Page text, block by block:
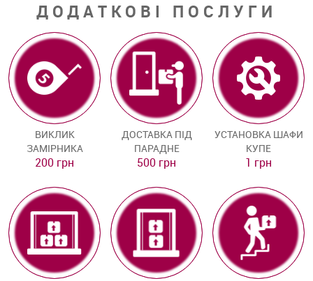
ДОДАТКОВІ ПОСЛУГИ
ВИКЛИК
ЗАМІРНИКА
200 грн
ДОСТАВКА ПІД
ПАРАДНЕ
500 грн
УСТАНОВКА ШАФИ
КУПЕ
1 грн